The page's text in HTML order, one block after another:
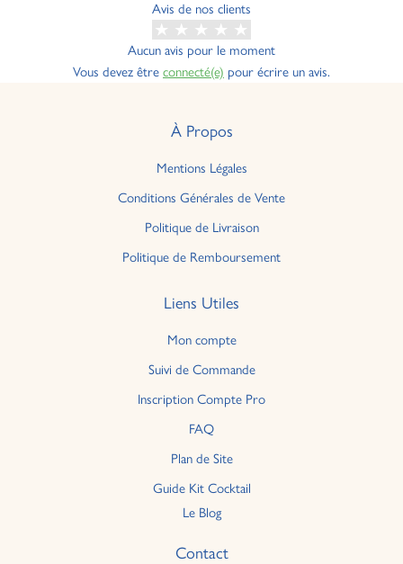
Avis de nos clients
Aucun avis pour le moment
Vous devez être connecté(e) pour écrire un avis.
À Propos
Mentions Légales
Conditions Générales de Vente
Politique de Livraison
Politique de Remboursement
Liens Utiles
Mon compte
Suivi de Commande
Inscription Compte Pro
FAQ
Plan de Site
Guide Kit Cocktail
Le Blog
Contact